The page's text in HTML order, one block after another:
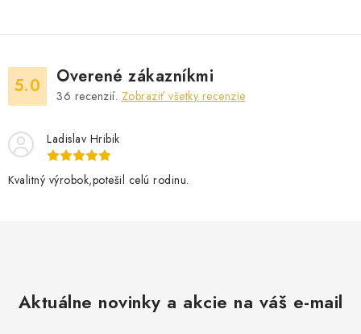
5.0 Overené zákazníkmi
36 recenzií. Zobraziť všetky recenzie
Ladislav Hribik
Kvalitný výrobok,potešil celú rodinu.
Aktuálne novinky a akcie na váš e-mail